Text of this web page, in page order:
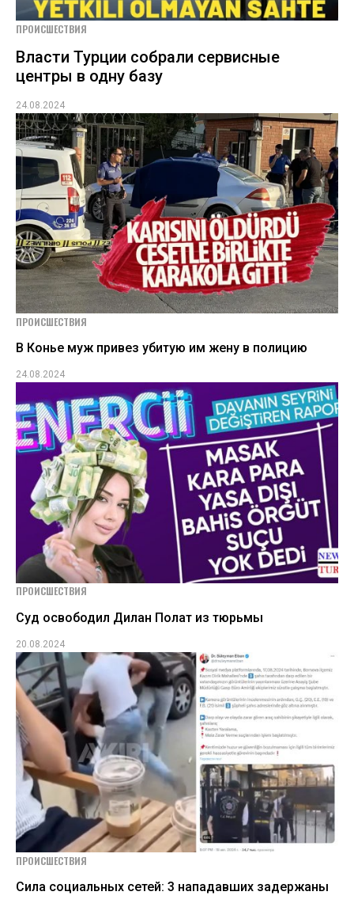
ПРОИСШЕСТВИЯ
Власти Турции собрали сервисные
центры в одну базу
24.08.2024
ПРОИСШЕСТВИЯ
В Конье муж привез убитую им жену в полицию
24.08.2024
ПРОИСШЕСТВИЯ
Суд освободил Дилан Полат из тюрьмы
20.08.2024
ПРОИСШЕСТВИЯ
Сила социальных сетей: 3 нападавших задержаны